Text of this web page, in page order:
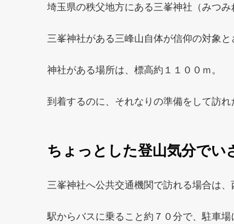
埼玉県の秩父地方にある三峯神社（みつ
三峯神社がある三峰山自体が信仰の対象と
神社がある場所は、標高約１１００ｍ。
到着するのに、それなりの準備をして訪
ちょっとした登山気分でい
三峯神社へ公共交通機関で訪れる場合は
駅からバスに乗ること約７０分で、駐車